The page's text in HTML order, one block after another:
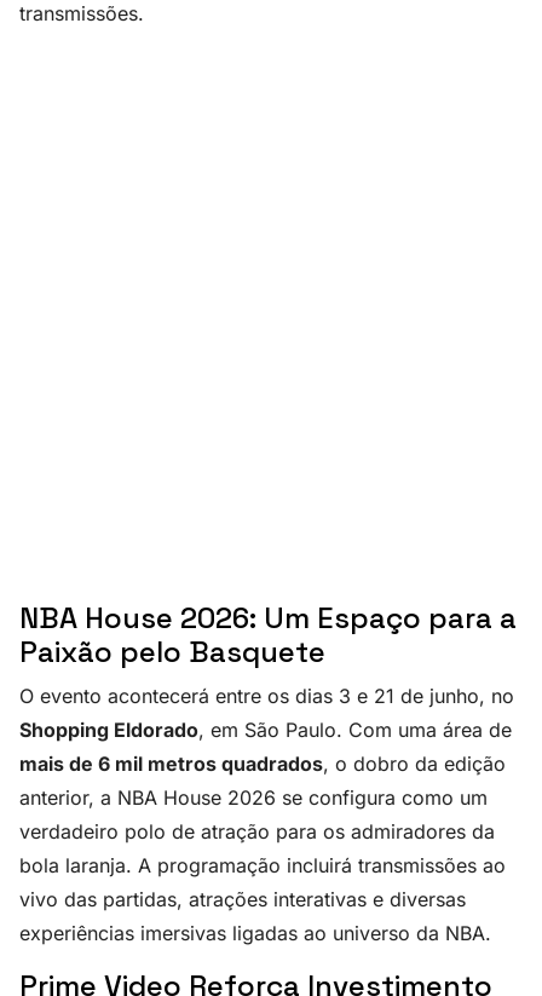
transmissões.
NBA House 2026: Um Espaço para a
Paixão pelo Basquete
O evento acontecerá entre os dias 3 e 21 de junho, no
Shopping Eldorado, em São Paulo. Com uma área de
mais de 6 mil metros quadrados, o dobro da edição
anterior, a NBA House 2026 se configura como um
verdadeiro polo de atração para os admiradores da
bola laranja. A programação incluirá transmissões ao
vivo das partidas, atrações interativas e diversas
experiências imersivas ligadas ao universo da NBA.
Prime Video Reforça Investimento